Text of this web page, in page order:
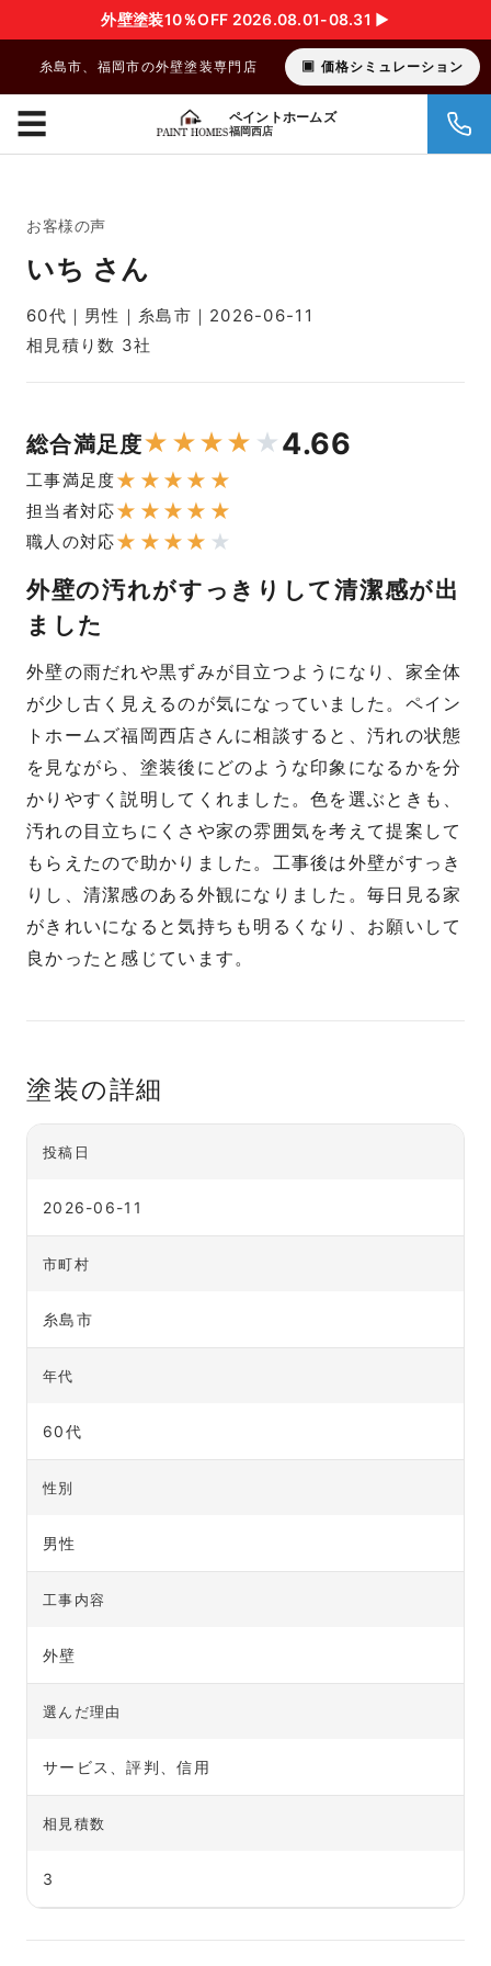
外壁塗装10％OFF 2026.08.01-08.31 ▶︎
糸島市、福岡市の外壁塗装専門店 価格シミュレーション
ペイントホームズ
福岡西店
☰
お客様の声
いち さん
60代｜男性｜糸島市｜2026-06-11
相見積り数 3社
総合満足度★ ★★★ ★ 4.66
工事満足度★ ★ ★ ★ ★
担当者対応★ ★ ★ ★ ★
職人の対応★ ★ ★ ★ ★
外壁の汚れがすっきりして清潔感が出
ました
外壁の雨だれや黒ずみが目立つようになり、家全体
が少し古く見えるのが気になっていました。ペイン
トホームズ福岡西店さんに相談すると、汚れの状態
を見ながら、塗装後にどのような印象になるかを分
かりやすく説明してくれました。色を選ぶときも、
汚れの目立ちにくさや家の雰囲気を考えて提案して
もらえたので助かりました。工事後は外壁がすっき
りし、清潔感のある外観になりました。毎日見る家
がきれいになると気持ちも明るくなり、お願いして
良かったと感じています。
塗装の詳細
投稿日
2026-06-11
市町村
糸島市
年代
60代
性別
男性
工事内容
外壁
選んだ理由
サービス、評判、信用
相見積数
3